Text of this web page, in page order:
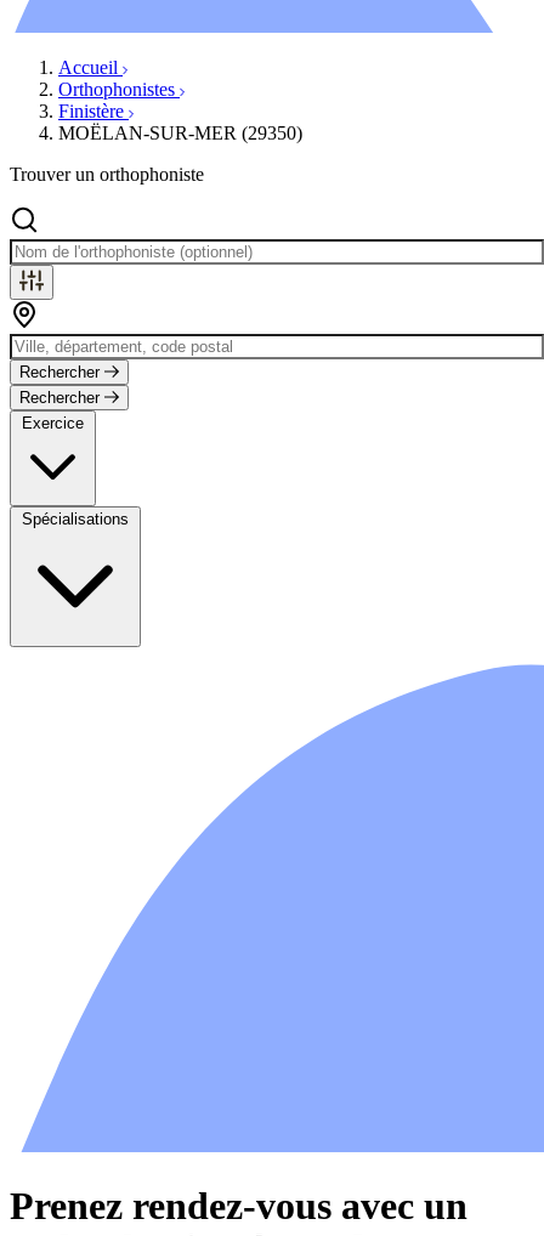
Accueil
Orthophonistes
Finistère
MOËLAN-SUR-MER (29350)
Trouver un orthophoniste
Rechercher
Rechercher
Exercice
Spécialisations
Prenez rendez-vous avec un